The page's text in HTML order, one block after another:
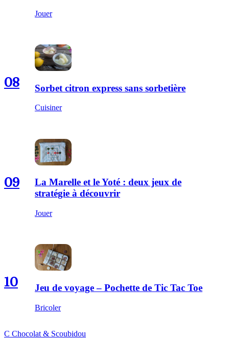
Jouer
08 Sorbet citron express sans sorbetière
Cuisiner
09
La Marelle et le Yoté : deux jeux de
stratégie à découvrir
Jouer
10 Jeu de voyage – Pochette de Tic Tac Toe
Bricoler
C Chocolat & Scoubidou